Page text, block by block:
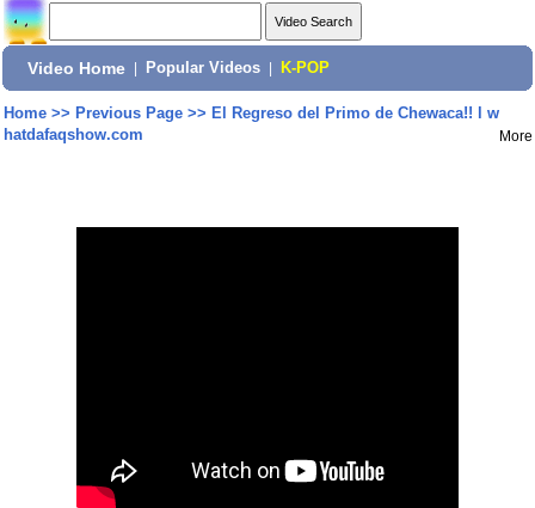
Video Home Popular Videos K-POP
Home>> Previous Page>> El Regreso del Primo de Chewaca!! l w
hatdafaqshow.com
More